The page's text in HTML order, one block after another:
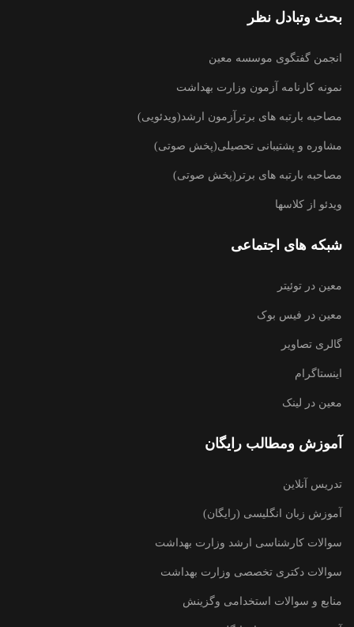
بحث وتبادل نظر
انجمن گفتگوی موسسه معین
نمونه کارنامه آزمون وزارت بهداشت
مصاحبه بارتبه های برترآزمون ارشد(ویدئویی)
مشاوره و پشتیبانی تحصیلی(پخش صوتی)
مصاحبه بارتبه های برتر(پخش صوتی)
ویدئو از کلاسها
شبکه های اجتماعی
معین در توئیتر
معین در فیس بوک
گالری تصاویر
اینستاگرام
معین در لینک
آموزش ومطالب رایگان
تدریس آنلاین
آموزش زبان انگلیسی (رایگان)
سوالات کارشناسی ارشد وزارت بهداشت
سوالات دکتری تخصصی وزارت بهداشت
منابع و سوالات استخدامی وگزینش